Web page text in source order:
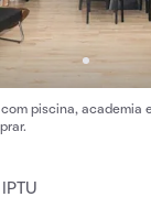
piscina, academia